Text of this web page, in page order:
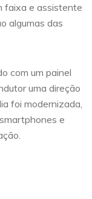
faixa e assistente
algumas das
com um painel
uma direção
foi modernizada,
e